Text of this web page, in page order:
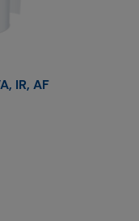
IR, AF